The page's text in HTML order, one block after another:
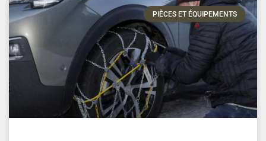
PIÈCES ET ÉQUIPEMENTS